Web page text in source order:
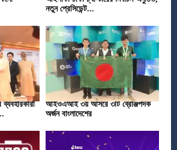
নতুন প্রেসিডেন্ট...
আইওএআই ৩য় আসরে ৩টি ব্রোঞ্জপদক
অর্জন বাংলাদেশের